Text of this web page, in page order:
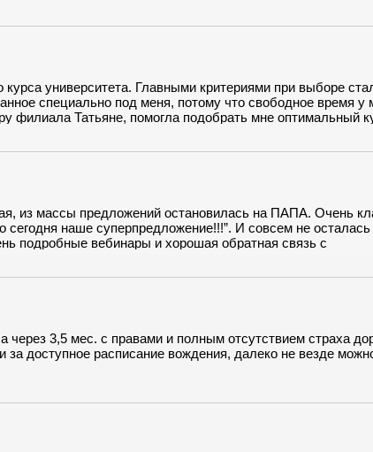
университета. Главными критериями при выборе
специально под меня, потому что свободное время у
филиала Татьяне, помогла подобрать мне оптимальный
ожидания набора группы!), подсказала, как лучше
и оформила рассрочку. Так и проучился в полном
и цена не изменилась. Получил права со второго захода,
из массы предложений остановилась на ПАПА. Очень
наше суперпредложение!!!”. И совсем не осталась
подробные вебинары и хорошая обратная связь с
на автомате, авто Hyundai Creta, на этой же
так же, как и везде, но здесь на АКПП есть аж 3
3,5 мес. с правами и полным отсутствием страха
за доступное расписание вождения, далеко не везде